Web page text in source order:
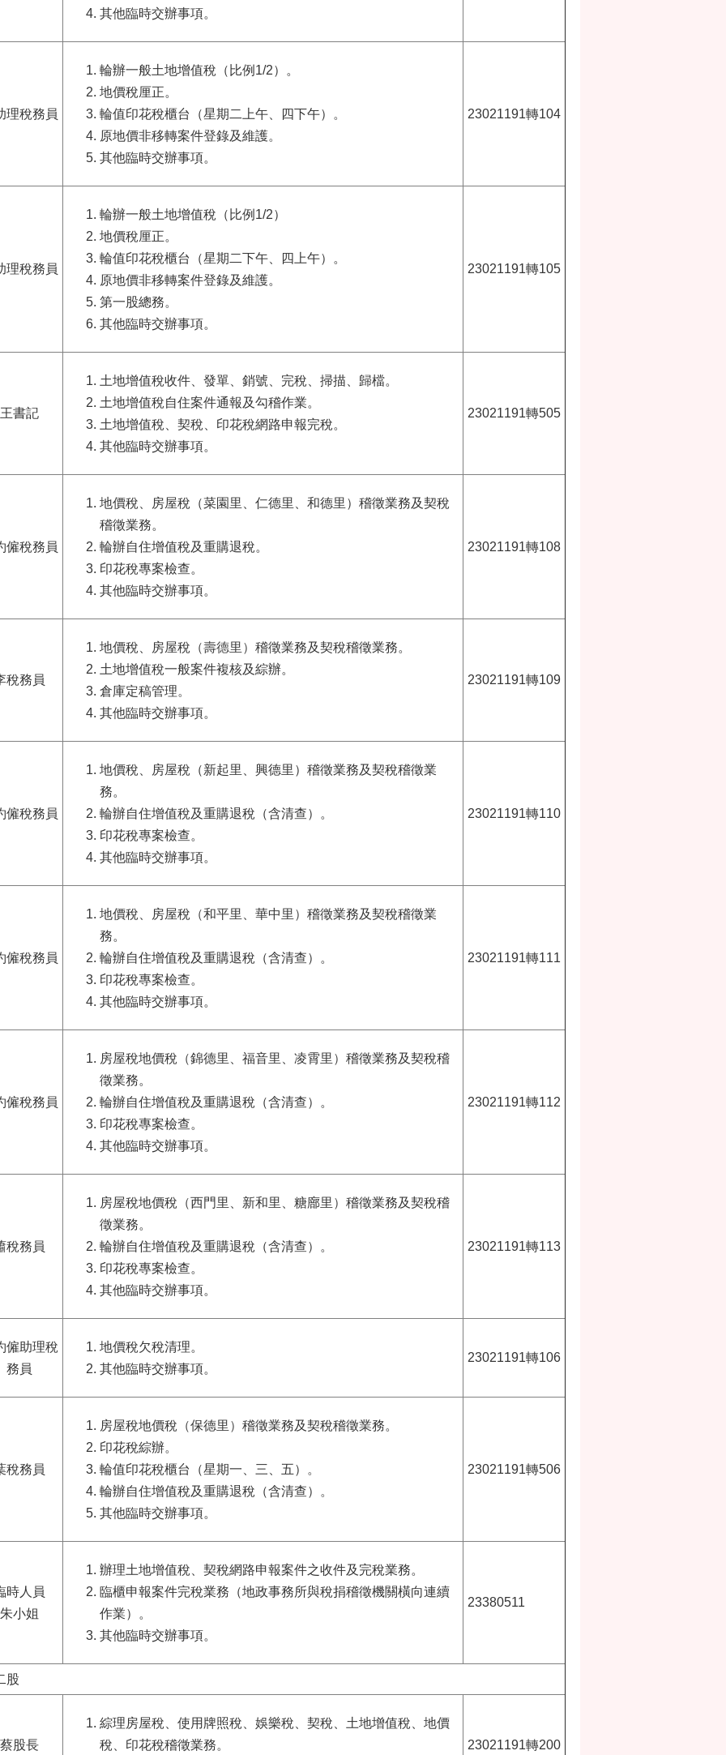
其他臨時交辦事項。
理稅務員
輪辦一般土地增值稅（比例1/2）。
地價稅厘正。
輪值印花稅櫃台（星期二上午、四下午） 。
原地價非移轉案件登錄及維護。
其他臨時交辦事項。
23021191轉104
理稅務員
輪辦一般土地增值稅（比例1/2）
地價稅厘正。
輪值印花稅櫃台（星期二下午、四上午）。
原地價非移轉案件登錄及維護。
第一股總務。
其他臨時交辦事項。
23021191轉105
王書記
土地增值稅收件、發單、銷號、完稅、掃描、歸檔。
土地增值稅自住案件通報及勾稽作業。
土地增值稅、契稅、印花稅網路申報完稅。
其他臨時交辦事項。
23021191轉505
僱稅務員
地價稅、房屋稅（菜園里、仁德里、和德里）稽徵業務及契稅
稽徵業務。
輪辦自住增值稅及重購退稅。
印花稅專案檢查。
其他臨時交辦事項。
23021191轉108
稅務員
地價稅、房屋稅 （壽德里 ） 稽徵業務及契稅稽徵業務。
土地增值稅一般案件複核及綜辦。
倉庫定稿管理。
其他臨時交辦事項。
23021191轉109
僱稅務員
地價稅、房屋稅（新起里、興德里）稽徵業務及契稅稽徵業
務。
輪辦自住增值稅及重購退稅（含清查）。
印花稅專案檢查。
其他臨時交辦事項。
23021191轉110
僱稅務員
地價稅、房屋稅 （和平里、華中里 ） 稽徵業務及契稅稽徵業
務。
輪辦自住增值稅及重購退稅（含清查）。
印花稅專案檢查。
其他臨時交辦事項。
23021191轉111
僱稅務員
房屋稅地價稅 （錦德里、福音里、凌霄里 ） 稽徵業務及契稅稽
徵業務。
輪辦自住增值稅及重購退稅（含清查）。
印花稅專案檢查。
其他臨時交辦事項。
23021191轉112
稅務員
房屋稅地價稅 （西門里、新和里、糖廍里 ） 稽徵業務及契稅稽
徵業務。
輪辦自住增值稅及重購退稅（含清查）。
印花稅專案檢查。
其他臨時交辦事項。
23021191轉113
僱助理稅
務員
地價稅欠稅清理。
其他臨時交辦事項。
23021191轉106
稅務員
房屋稅地價稅 （保德里 ） 稽徵業務及契稅稽徵業務。
印花稅綜辦。
輪值印花稅櫃台（星期一、三、五） 。
輪辦自住增值稅及重購退稅（含清查） 。
其他臨時交辦事項。
23021191轉506
時人員
朱小姐
辦理土地增值稅、契稅網路申報案件之收件及完稅業務。
臨櫃申報案件完稅業務（地政事務所與稅捐稽徵機關橫向連續
作業）。
其他臨時交辦事項。
23380511
股
蔡股長
綜理房屋稅、使用牌照稅、娛樂稅、契稅、土地增值稅、地價
稅、印花稅稽徵業務。 23021191轉200